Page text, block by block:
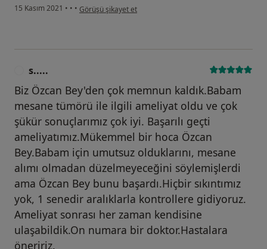
15 Kasım 2021 • • • kullanıcının görüşüne göre i̇....
Görüşü şikayet et
s.....
Biz Özcan Bey'den çok memnun kaldık.Babam
mesane tümörü ile ilgili ameliyat oldu ve çok
şükür sonuçlarımız çok iyi. Başarılı geçti
ameliyatımız.Mükemmel bir hoca Özcan
Bey.Babam için umutsuz olduklarını, mesane
alımı olmadan düzelmeyeceğini söylemişlerdi
ama Özcan Bey bunu başardı.Hiçbir sıkıntımız
yok, 1 senedir aralıklarla kontrollere gidiyoruz.
Ameliyat sonrası her zaman kendisine
ulaşabildik.On numara bir doktor.Hastalara
öneririz.